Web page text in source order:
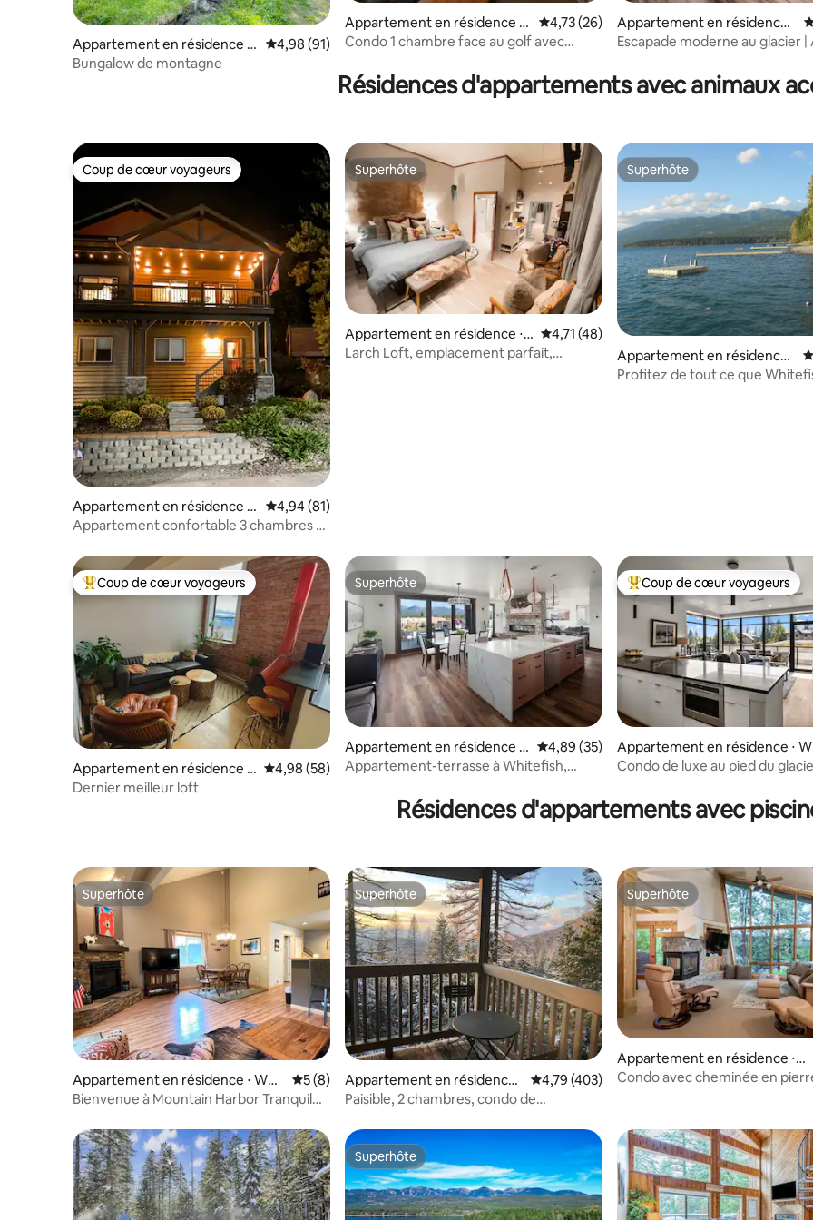
Appartement en résidence ⋅
Martin City
Évaluation moyenne sur la base de 91 commentaires : 4,98 sur 5
4,98 (91)
Bungalow de montagne
Appartement en résidence ⋅
Columbia Falls
Évaluation moyenne sur la base de 26
4,73 (26)
Condo 1 chambre face au golf avec
Appartement en résidence ⋅
Columbia Falls
Escapade moderne au glacier |
de bain
Résidences d'appartements avec animaux
Coup de cœur voyageurs
Coup de cœur voyageurs
Appartement en résidence ⋅
Bigfork
Évaluation moyenne sur la base de 81 commentaires : 4,94 sur 5
4,94 (81)
Appartement confortable 3 chambres -
Superhôte
Superhôte
Appartement en résidence ⋅
Bigfork
Évaluation moyenne sur la base de 48
4,71 (48)
Larch Loft, emplacement parfait,
Superhôte
Superhôte
Appartement en résidence ⋅
Whitefish
Profitez de tout ce que
Coups de cœur voyageurs les plus appréciés
Coup de cœur voyageurs
Appartement en résidence ⋅
Columbia Falls
Évaluation moyenne sur la base de 58 commentaires : 4,98 sur 5
4,98 (58)
Dernier meilleur loft
Superhôte
Superhôte
Appartement en résidence ⋅
Whitefish
Évaluation moyenne sur la base de 35
4,89 (35)
Appartement-terrasse à Whitefish,
Coups de cœur voyageurs les
Coup de cœur voyageurs
Appartement en résidence ⋅
tefish
Condo de luxe au pied du
Résidences d'appartements avec
Superhôte
Superhôte
Appartement en résidence ⋅ Whit
efish
Évaluation moyenne sur la base de 8 commentaires : 5 sur 5
5 (8)
Bienvenue à Mountain Harbor Tranquil
Superhôte
Superhôte
Appartement en résidence ⋅
Whitefish
Évaluation moyenne sur la base de 403
4,79 (403)
Paisible, 2 chambres, condo de
Superhôte
Superhôte
Appartement en résidence ⋅ B
igfork
Condo avec cheminée en
Superhôte
Superhôte